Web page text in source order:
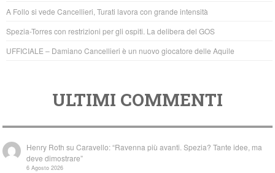
k
A Follo si vede Cancellieri, Turati lavora con grande intensità
Spezia-Torres con restrizioni per gli ospiti. La delibera del GOS
UFFICIALE – Damiano Cancellieri è un nuovo giocatore delle Aquile
ULTIMI COMMENTI
Henry Roth suCaravello: “Ravenna più avanti. Spezia? Tante idee, ma
deve dimostrare”
6 Agosto 2026